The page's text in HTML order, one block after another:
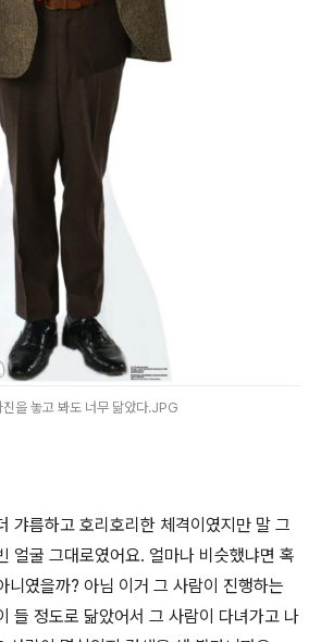
진을 놓고 봐도 너무 닮았다.JPG
갸름하고 호리호리한 체격이였지만 말 그
얼굴 그대로였어요. 얼마나 비슷했냐면 혹
니였을까? 아님 이거 그 사람이 진행하는
들 정도로 닮았어서 그 사람이 다녀가고 나